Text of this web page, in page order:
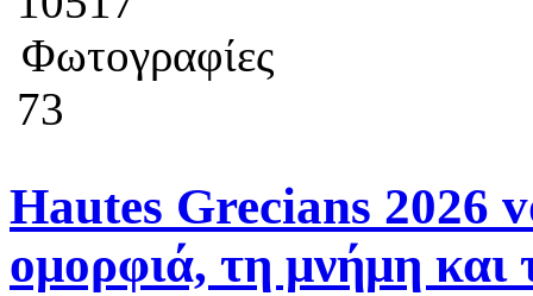
Φωτογραφίες
73
Hautes Grecians 2026
ομορφιά, τη μνήμη και